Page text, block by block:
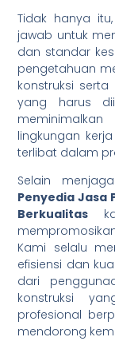
Tidak hanya itu,
jawab untuk
dan standar
pengetahuan
konstruksi
yang harus
lingkungan
terlibat dalam
Selain
Penyedia Jasa
Berkualitas
Kami selalu
efisiensi dan
dari
konstruksi
profesional
mendorong